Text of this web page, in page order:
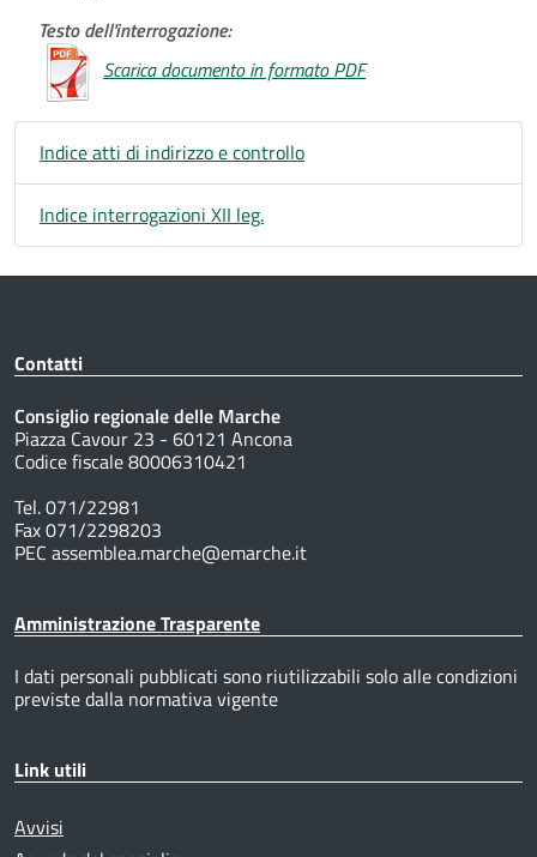
Testo dell'interrogazione:
Scarica documento in formato PDF
Indice atti di indirizzo e controllo
Indice interrogazioni XII leg.
Contatti
Consiglio regionale delle Marche
Piazza Cavour 23 - 60121 Ancona
Codice fiscale 80006310421
Tel. 071/22981
Fax 071/2298203
PEC assemblea.marche@emarche.it
Amministrazione Trasparente
I dati personali pubblicati sono riutilizzabili solo alle condizioni
previste dalla normativa vigente
Link utili
Avvisi